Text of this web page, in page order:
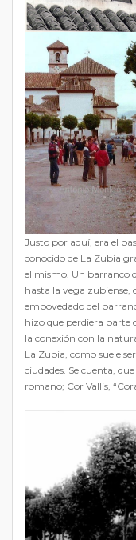
Justo por aquí, era el
conocido de La Zubia
el mismo. Un barranco
hasta la vega zubiense,
embovedado del
hizo que perdiera parte
la conexión con la
La Zubia, como suele
ciudades. Se cuenta,
romano; Cor Vallis,